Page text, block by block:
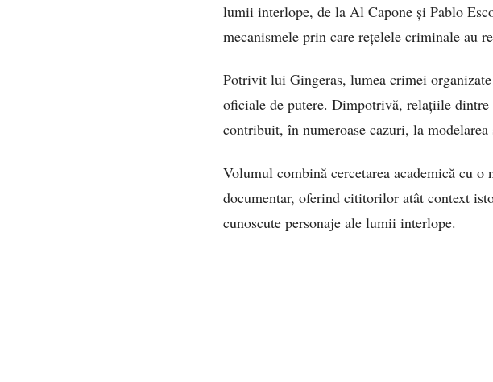
lumii interlope, de la Al Capone și Pablo
mecanismele prin care rețelele criminale au
Potrivit lui Gingeras, lumea crimei
oficiale de putere. Dimpotrivă, relațiile
contribuit, în numeroase cazuri, la
Volumul combină cercetarea academică cu
documentar, oferind cititorilor atât context
cunoscute personaje ale lumii interlope.